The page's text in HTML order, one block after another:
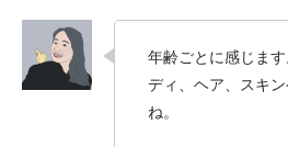
年齢ごとに感じま
ディ、ヘア、スキ
ね。